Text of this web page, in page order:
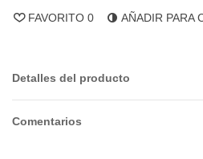
FAVORITO 0 AÑADIR PARA
Detalles del producto
Comentarios